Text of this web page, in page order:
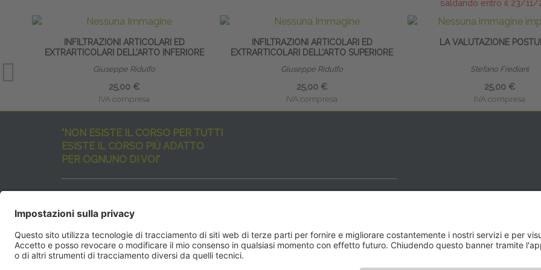
saldando entro il 23/11/
INFILTRAZIONI ARTICOLARI ED
EXTRARTICOLARI DELL’ARTO INFERIORE
Giuseppe Ridulfo
25,00 €
IVA compresa
INFILTRAZIONI ARTICOLARI ED
EXTRARTICOLARI DELL’ARTO SUPERIORE
Giuseppe Ridulfo
25,00 €
IVA compresa
LA VALUTAZIONE
Stefano Frediani
25,00 €
IVA compresa
"NON ESISTE IL CORSO PER TUTTI
ESISTE IL CORSO PIÙ ADATTO
PER OGNUNO DI VOI"
ma rispondenti a diverse esigenze formative
e di aggiornamento professionale.
EdiAcademyvuole aiutarvi nella scelta dell’evento ideale
SEGUICI QUI: